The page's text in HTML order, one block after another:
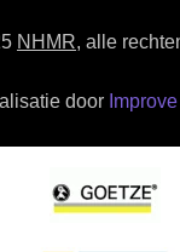
NHMR, alle
door